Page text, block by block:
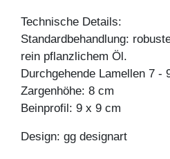
Technische Details:
Standardbehandlung:
rein pflanzlichem Öl.
Durchgehende Lamellen 7 -
Zargenhöhe: 8 cm
Beinprofil: 9 x 9 cm
Design: gg designart